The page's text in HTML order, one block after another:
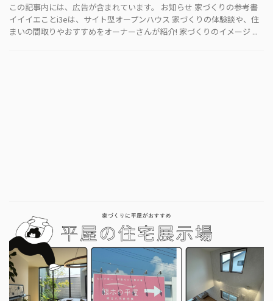
この記事内には、広告が含まれています。 お知らせ 家づくりの参考書
イイイエことi3eは、サイト型オープンハウス 家づくりの体験談や、住
まいの間取りやおすすめをオーナーさんが紹介! 家づくりのイメージ ...